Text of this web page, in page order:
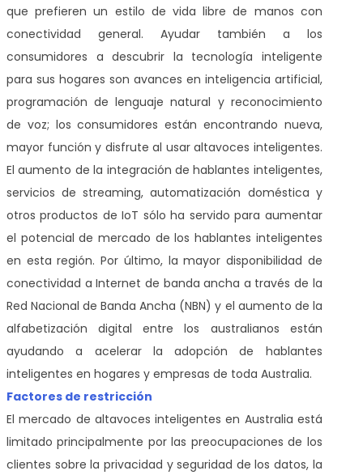
que prefieren un estilo de vida libre de manos con
conectividad general. Ayudar también a los
consumidores a descubrir la tecnología inteligente
para sus hogares son avances en inteligencia artificial,
programación de lenguaje natural y reconocimiento
de voz; los consumidores están encontrando nueva,
mayor función y disfrute al usar altavoces inteligentes.
El aumento de la integración de hablantes inteligentes,
servicios de streaming, automatización doméstica y
otros productos de IoT sólo ha servido para aumentar
el potencial de mercado de los hablantes inteligentes
en esta región. Por último, la mayor disponibilidad de
conectividad a Internet de banda ancha a través de la
Red Nacional de Banda Ancha (NBN) y el aumento de la
alfabetización digital entre los australianos están
ayudando a acelerar la adopción de hablantes
inteligentes en hogares y empresas de toda Australia.
Factores de restricción
El mercado de altavoces inteligentes en Australia está
limitado principalmente por las preocupaciones de los
clientes sobre la privacidad y seguridad de los datos, la